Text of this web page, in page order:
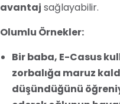
avantaj sağlayabilir.
Olumlu Örnekler:
Bir baba, E-Casus
zorbalığa maruz
düşündüğünü